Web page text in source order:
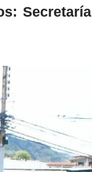
Secretaría